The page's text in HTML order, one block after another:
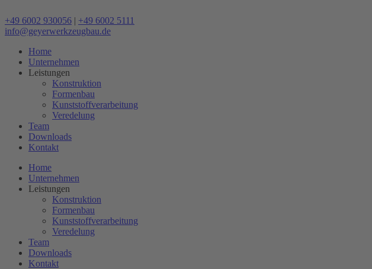
Inhalt
wechseln
+49 6002 930056 | +49 6002 5111
info@geyerwerkzeugbau.de
Home
Unternehmen
Leistungen
Konstruktion
Formenbau
Kunststoffverarbeitung
Veredelung
Team
Downloads
Kontakt
Home
Unternehmen
Leistungen
Konstruktion
Formenbau
Kunststoffverarbeitung
Veredelung
Team
Downloads
Kontakt